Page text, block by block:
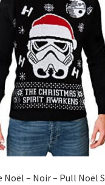
– Noir – Pull Noël